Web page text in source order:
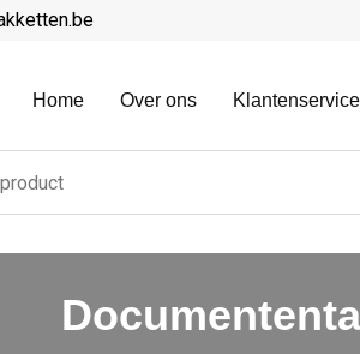
Home Over ons Klantenservice